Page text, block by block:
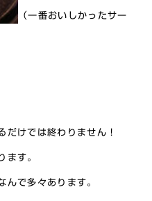
（一番おいしかったサー
だけでは終わりません！
ます。
んで多々あります。